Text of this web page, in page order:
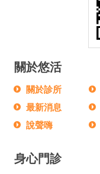
關於悠活
關於診所
最新消息
說聲嗨
身心門診